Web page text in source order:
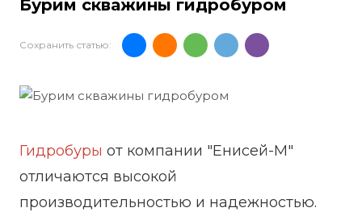
Бурим скважины гидробуром
Сохранить статью:
Гидробуры от компании "Енисей-М"
отличаются высокой
производительностью и надежностью.